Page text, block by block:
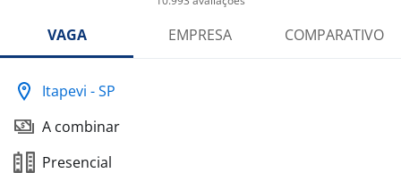
VAGA EMPRESA COMPARATIVO
Itapevi - SP
A combinar
Presencial